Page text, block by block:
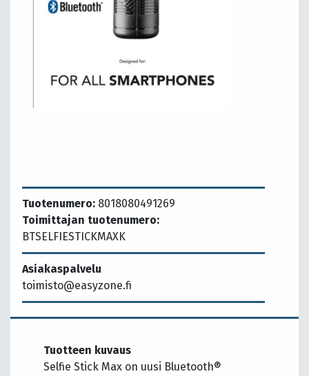
Tuotenumero: 8018080491269
Toimittajan tuotenumero:
BTSELFIESTICKMAXK
Asiakaspalvelu
toimisto@easyzone.fi
Tuotteen kuvaus
Selfie Stick Max on uusi Bluetooth®